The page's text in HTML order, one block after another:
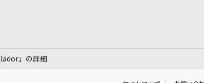
」の詳細